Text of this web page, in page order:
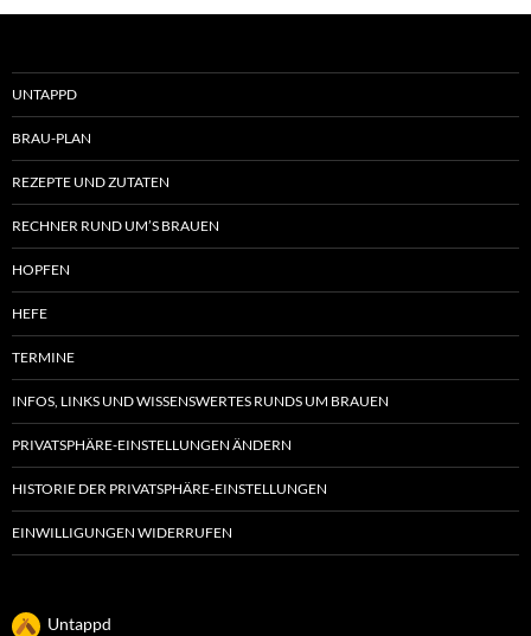
UNTAPPD
BRAU-PLAN
REZEPTE UND ZUTATEN
RECHNER RUND UM’S BRAUEN
HOPFEN
HEFE
TERMINE
INFOS, LINKS UND WISSENSWERTES RUNDS UM BRAUEN
PRIVATSPHÄRE-EINSTELLUNGEN ÄNDERN
HISTORIE DER PRIVATSPHÄRE-EINSTELLUNGEN
EINWILLIGUNGEN WIDERRUFEN
Untappd